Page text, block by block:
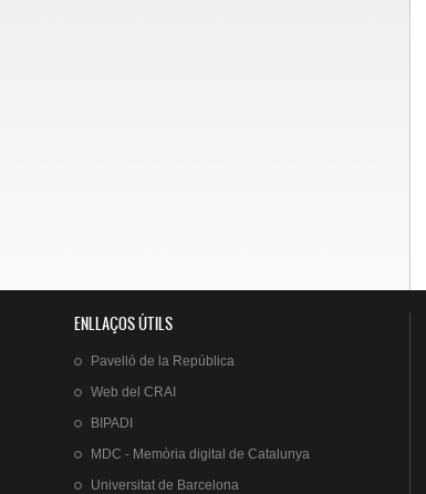
ENLLAÇOS ÚTILS
Pavelló de la República
Web delCRAI
BIPADI
MDC - Memòria digital de Catalunya
Universitat de Barcelona